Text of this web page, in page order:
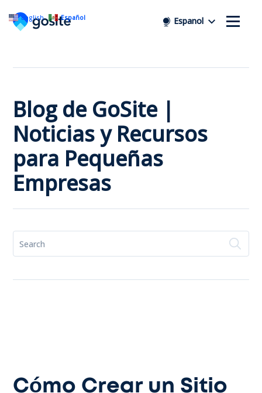
Espanol
Blog de GoSite |
Noticias y Recursos
para Pequeñas
Empresas
Cómo Crear un Sitio
English Español